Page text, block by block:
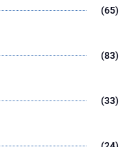
(65)
(83)
(33)